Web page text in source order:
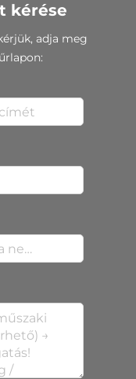
kérése
adja meg